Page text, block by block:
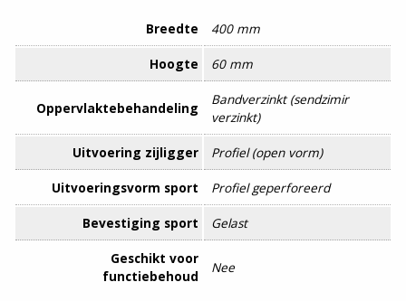
Breedte 400 mm
Hoogte 60 mm
Oppervlaktebehandeling
Bandverzinkt (sendzimir
verzinkt)
Uitvoering zijligger Profiel (open vorm)
Uitvoeringsvorm sport Profiel geperforeerd
Bevestiging sport Gelast
Geschikt voor
functiebehoud
Nee